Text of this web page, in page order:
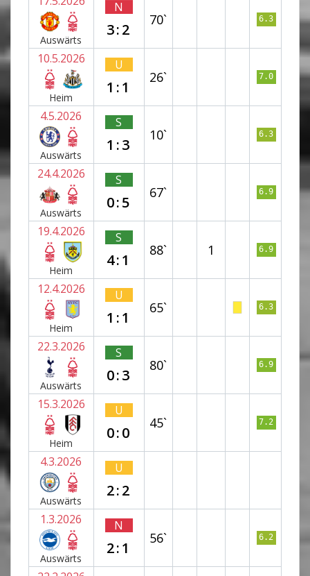
Auswärts
N
3:2
70` 6.3
10.5.2026
Heim
U
1:1
26` 7.0
4.5.2026
Auswärts
S
1:3
10` 6.3
24.4.2026
Auswärts
S
0:5
67` 6.9
19.4.2026
Heim
S
4:1
88` 1 6.9
12.4.2026
Heim
U
1:1
65` 6.3
22.3.2026
Auswärts
S
0:3
80` 6.9
15.3.2026
Heim
U
0:0
45` 7.2
4.3.2026
Auswärts
U
2:2
1.3.2026
Auswärts
N
2:1
56` 6.2